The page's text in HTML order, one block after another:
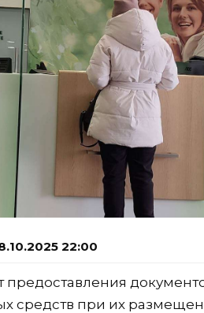
22:00
предоставления
средств при их